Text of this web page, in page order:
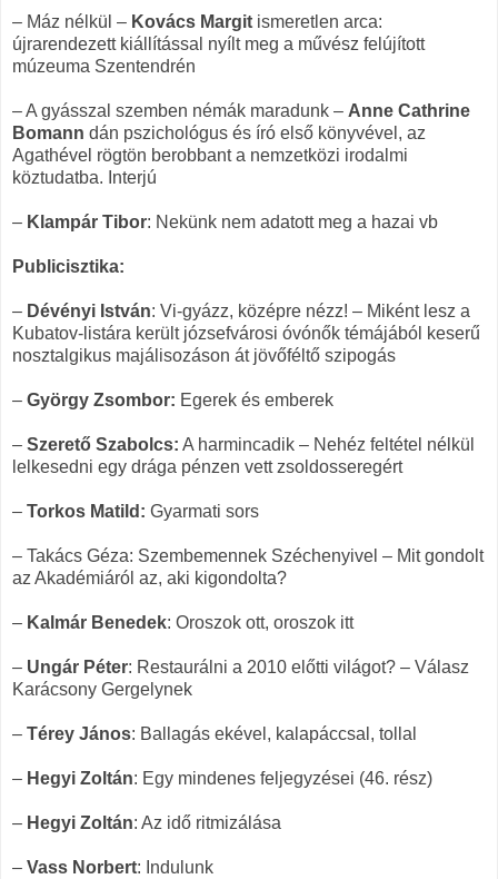
– Máz nélkül – Kovács Margit ismeretlen arca:
újrarendezett kiállítással nyílt meg a művész felújított
múzeuma Szentendrén
– A gyásszal szemben némák maradunk – Anne Cathrine
Bomann dán pszichológus és író első könyvével, az
Agathével rögtön berobbant a nemzetközi irodalmi
köztudatba. Interjú
– Klampár Tibor: Nekünk nem adatott meg a hazai vb
Publicisztika:
– Dévényi István: Vi-gyázz, középre nézz! – Miként lesz a
Kubatov-listára került józsefvárosi óvónők témájából keserű
nosztalgikus majálisozáson át jövőféltő szipogás
– György Zsombor: Egerek és emberek
– Szerető Szabolcs: A harmincadik – Nehéz feltétel nélkül
lelkesedni egy drága pénzen vett zsoldosseregért
– Torkos Matild: Gyarmati sors
– Takács Géza: Szembemennek Széchenyivel – Mit gondolt
az Akadémiáról az, aki kigondolta?
– Kalmár Benedek: Oroszok ott, oroszok itt
– Ungár Péter: Restaurálni a 2010 előtti világot? – Válasz
Karácsony Gergelynek
– Térey János: Ballagás ekével, kalapáccsal, tollal
– Hegyi Zoltán: Egy mindenes feljegyzései (46. rész)
– Hegyi Zoltán: Az idő ritmizálása
– Vass Norbert: Indulunk